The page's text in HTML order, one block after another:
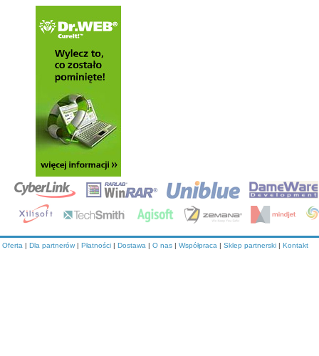
Oferta | Dla partnerów | Płatności | Dostawa | O nas | Współpraca | Sklep partnerski | Kontakt